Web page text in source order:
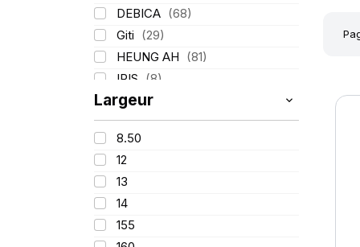
DEBICA (68)
Giti (29)
HEUNG AH (81)
IRIS (8)
ITALMATIC
KLEBER (116)
LASSA
LING LONG
MICHELIN
MITAS
Mondolfo ferro
Largeur
8.50
12
13
14
155